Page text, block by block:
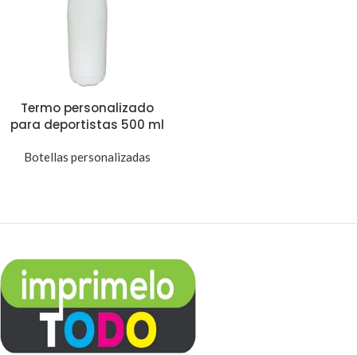
Termo personalizado
para deportistas 500 ml
Botellas personalizadas